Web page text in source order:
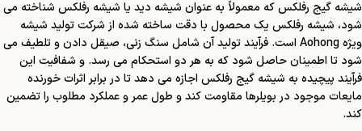
شیشه گیج رفلکس که معمولاً به عنوان شیشه دید یا شیشه رفلکس شناخته می
شود، شیشه رفلکس یک محصول با دقت ساخته شده از شرکت تولید شیشه
ویژه Aohong است. فرآیند تولید آن شامل سنگ زنی، صیقل دادن و تلطیف می
شود تا اطمینان حاصل شود که به هر دو استحکام می رسد. و شفافیت این
فرآیند پیچیده به شیشه گیج رفلکس اجازه می دهد تا در برابر اثرات خورنده
مایعات موجود در بویلرها مقاومت کند و طول عمر و عملکرد مطلوب را تضمین
کند.